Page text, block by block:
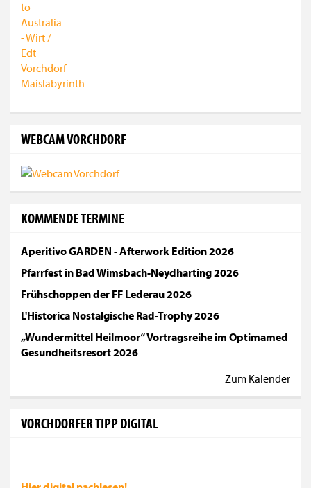
WEBCAM VORCHDORF
KOMMENDE TERMINE
Aperitivo GARDEN - Afterwork Edition 2026
Pfarrfest in Bad Wimsbach-Neydharting 2026
Frühschoppen der FF Lederau 2026
L'Historica Nostalgische Rad-Trophy 2026
„Wundermittel Heilmoor“ Vortragsreihe im Optimamed
Gesundheitsresort 2026
Zum Kalender
VORCHDORFER TIPP DIGITAL